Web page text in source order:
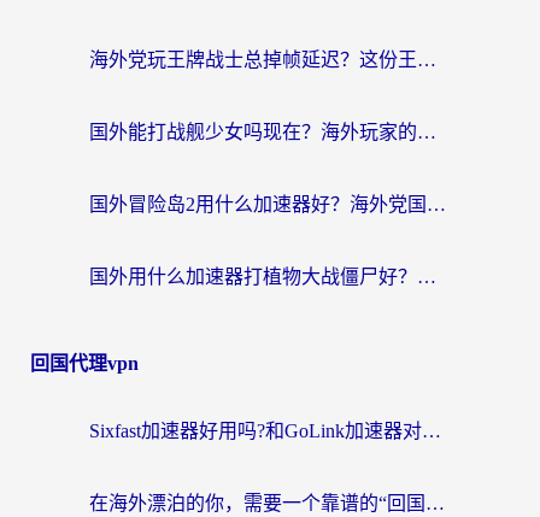
海外党玩王牌战士总掉帧延迟？这份王牌战士延迟加速器终极指南救你命
国外能打战舰少女吗现在？海外玩家的国服游戏加速终极指南
国外冒险岛2用什么加速器好？海外党国服游戏畅玩全攻略（附鸣潮哈利波特加速技巧）
国外用什么加速器打植物大战僵尸好？海外党国服游戏加速终极指南
回国代理vpn
Sixfast加速器好用吗?和GoLink加速器对比哪个回国效果更好?海外党亲测实用指南
在海外漂泊的你，需要一个靠谱的“回国机场”